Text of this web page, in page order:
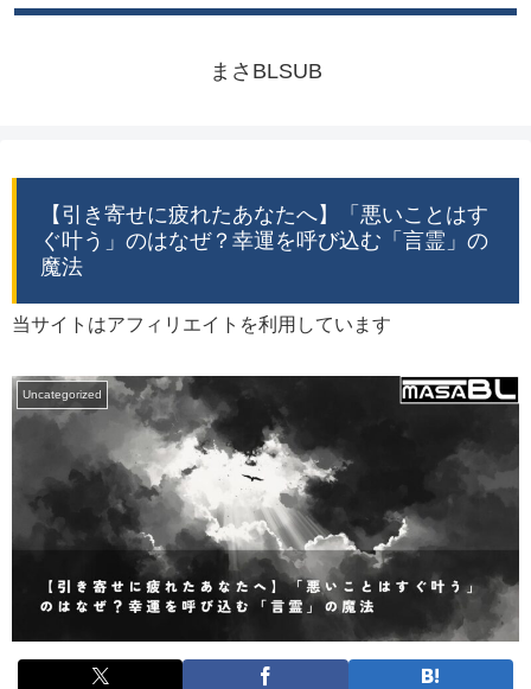
まさBLSUB
【引き寄せに疲れたあなたへ】「悪いことはす
ぐ叶う」のはなぜ？幸運を呼び込む「言霊」の
魔法
当サイトはアフィリエイトを利用しています
Uncategorized